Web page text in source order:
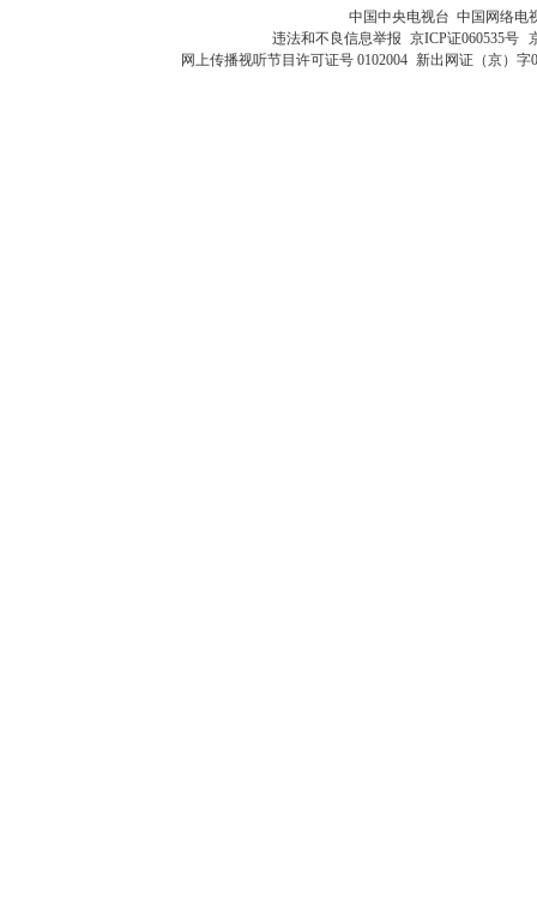
中国中央电视台 中国网络电
违法和不良信息举报 京ICP证060535号
网上传播视听节目许可证号 0102004 新出网证（京）